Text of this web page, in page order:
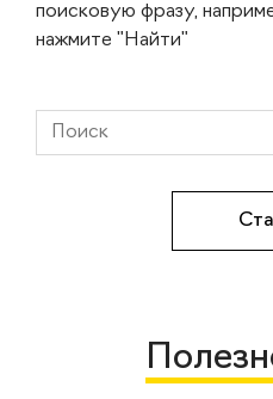
поисковую фразу,
нажмите "Найти"